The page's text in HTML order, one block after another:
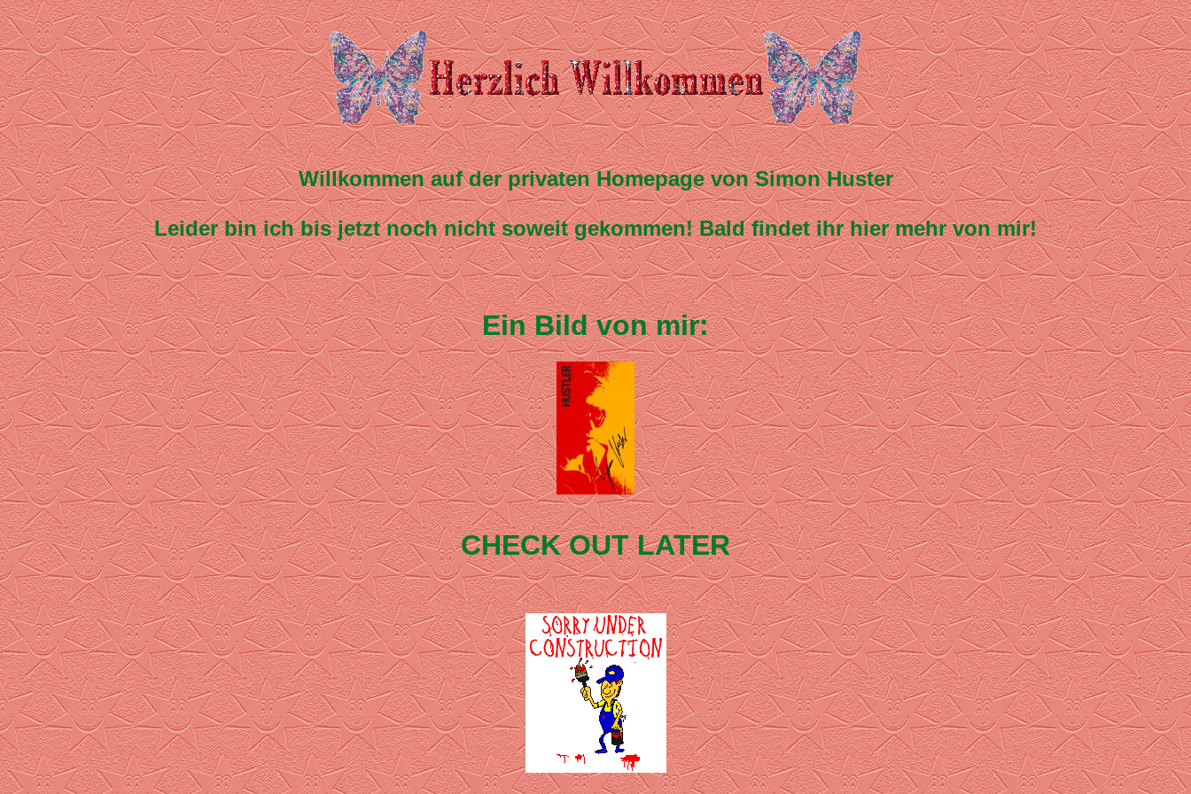
Willkommen auf der privaten Homepage von Simon Huster
Leider bin ich bis jetzt noch nicht soweit gekommen! Bald findet ihr hier mehr von mir!
Ein Bild von mir:
CHECK OUT LATER